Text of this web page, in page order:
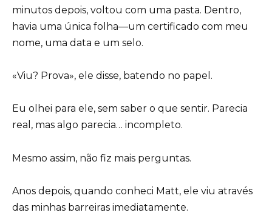
minutos depois, voltou com uma pasta. Dentro,
havia uma única folha—um certificado com meu
nome, uma data e um selo.
«Viu? Prova», ele disse, batendo no papel.
Eu olhei para ele, sem saber o que sentir. Parecia
real, mas algo parecia… incompleto.
Mesmo assim, não fiz mais perguntas.
Anos depois, quando conheci Matt, ele viu através
das minhas barreiras imediatamente.